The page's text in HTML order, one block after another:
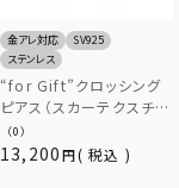
金アレ対応
SV925
ステンレス
“for Gift”クロッシング
ピアス（スカーテクスチャ
ー）/シルバー925
13,200 税込
（0）